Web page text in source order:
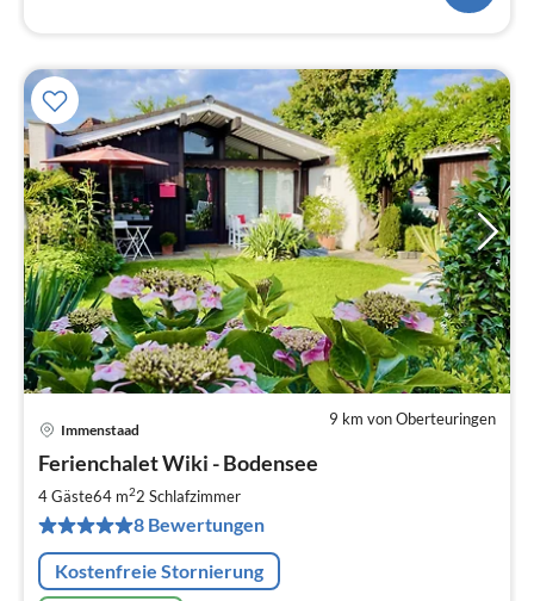
9 km von Oberteuringen
Immenstaad
Ferienchalet Wiki - Bodensee
4 Gäste64 m22 Schlafzimmer
8 Bewertungen
Kostenfreie Stornierung